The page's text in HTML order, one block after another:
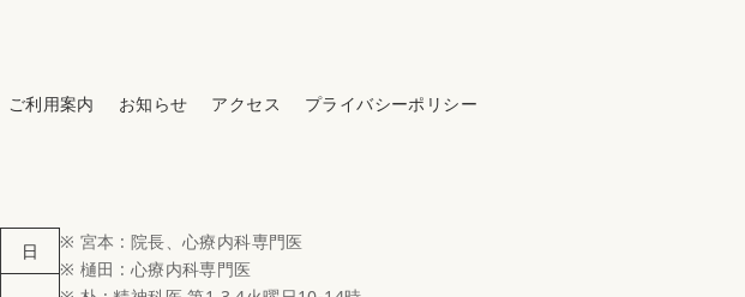
ご利用案内 お知らせ アクセス プライバシーポリシー
日
※ 宮本 : 院長、心療内科専門医
※ 樋田 : 心療内科専門医